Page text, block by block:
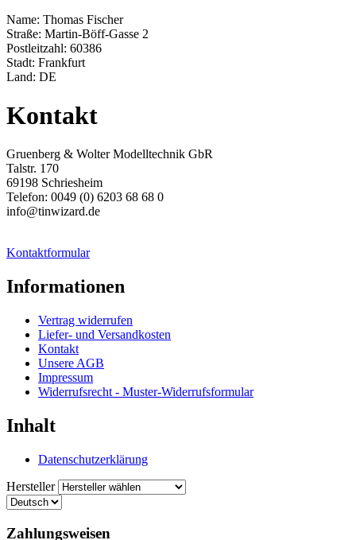
Name: Thomas Fischer
Straße: Martin-Böff-Gasse 2
Postleitzahl: 60386
Stadt: Frankfurt
Land: DE
Kontakt
Gruenberg & Wolter Modelltechnik GbR
Talstr. 170
69198 Schriesheim
Telefon: 0049 (0) 6203 68 68 0
info@tinwizard.de
Kontaktformular
Informationen
Vertrag widerrufen
Liefer- und Versandkosten
Kontakt
Unsere AGB
Impressum
Widerrufsrecht - Muster-Widerrufsformular
Inhalt
Datenschutzerklärung
Hersteller
Zahlungsweisen